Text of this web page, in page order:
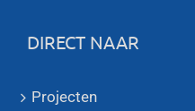
DIRECT NAAR
Projecten